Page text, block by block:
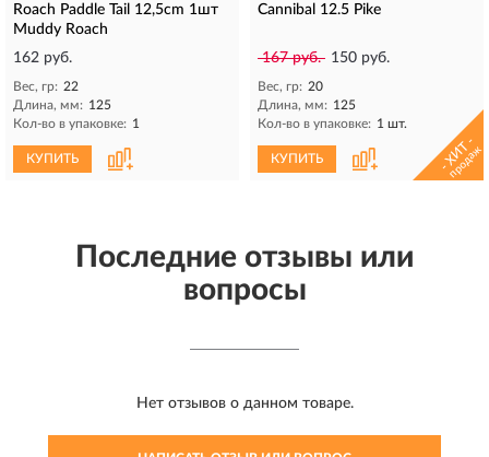
Roach Paddle Tail 12,5cm 1шт
Muddy Roach
162 руб.
Вес, гр: 22
Длина, мм: 125
Кол-во в упаковке: 1
КУПИТЬ
Cannibal 12.5 Pike
167 руб. 150 руб.
Вес, гр: 20
Длина, мм: 125
Кол-во в упаковке: 1 шт.
КУПИТЬ - ХИТ -
продаж
Последние отзывы или
вопросы
Нет отзывов о данном товаре.